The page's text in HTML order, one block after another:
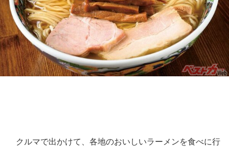
クルマで出かけて、各地のおいしいラーメンを食べに行